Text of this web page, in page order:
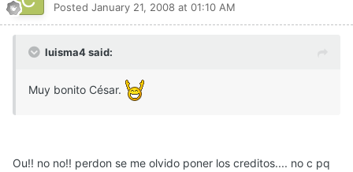
Posted January 21, 2008 at 01:10 AM
luisma4 said:
Muy bonito César.
Ou!! no no!! perdon se me olvido poner los creditos.... no c pq